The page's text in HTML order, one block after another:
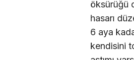
öksürüğü
hasarı
6 aya
kendisini